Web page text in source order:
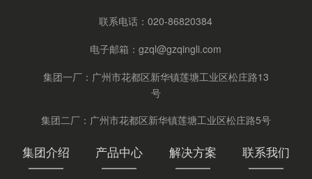
联系电话：020-86820384
电子邮箱：gzql@gzqingli.com
集团一厂：广州市花都区新华镇莲塘工业区松庄路13
号
集团二厂：广州市花都区新华镇莲塘工业区松庄路5号
集团介绍 产品中心 解决方案 联系我们